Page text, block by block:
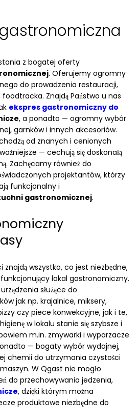
z bogatej oferty
. Oferujemy ogromny
do prowadzenia restauracji,
Znajdą Państwo u nas
ekspres gastronomiczny do
, a ponadto — ogromny wybór
garnków i innych akcesoriów.
od znanych i cenionych
— cechują się doskonałą
Zachęcamy również do
projektantów, którzy
funkcjonalny i
gastronomicznej.
znajdą wszystko, co jest niezbędne,
lokal gastronomiczny.
służące do
jak np. krajalnice, miksery,
czy piece konwekcyjne, jak i te,
w lokalu stanie się szybsze i
m.in. zmywarki i wyparzacze
— bogaty wybór wydajnej,
chemii do utrzymania czystości
W Qgast nie mogło
do przechowywania jedzenia,
, dzięki którym można
produktowe niezbędne do